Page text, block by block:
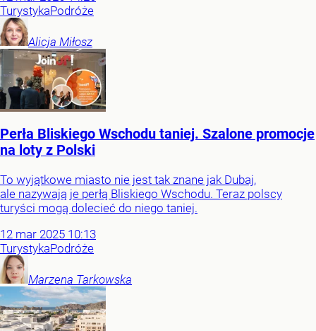
TurystykaPodróże
Alicja Miłosz
Perła Bliskiego Wschodu taniej. Szalone promocje
na loty z Polski
To wyjątkowe miasto nie jest tak znane jak Dubaj,
ale nazywają je perłą Bliskiego Wschodu. Teraz polscy
turyści mogą dolecieć do niego taniej.
12 mar 2025 10:13
TurystykaPodróże
Marzena Tarkowska